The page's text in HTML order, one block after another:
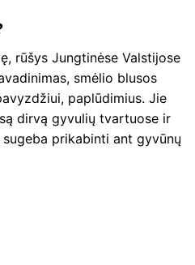
rūšys Jungtinėse Valstijose
smėlio blusos
paplūdimius. Jie
dirvą gyvulių tvartuose ir
prikabinti ant gyvūnų